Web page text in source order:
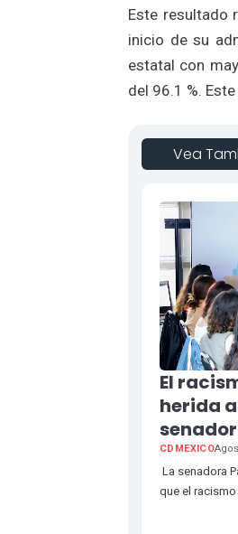
Este resultado
inicio de su
estatal con
del 96.1 %.
Vea
El
herida
CDMEXICO
La senadora
que el racismo